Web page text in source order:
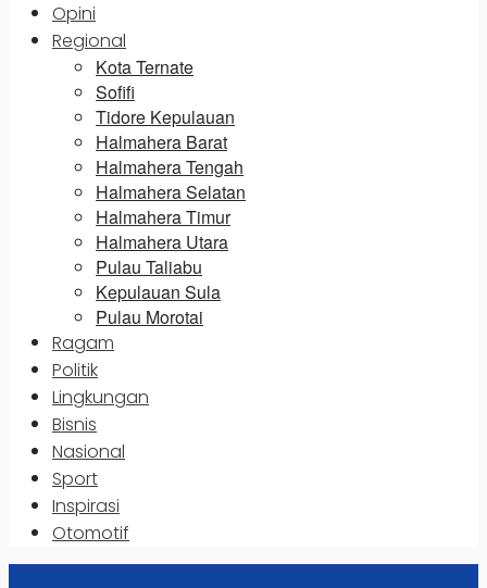
Opini
Regional
Kota Ternate
Sofifi
Tidore Kepulauan
Halmahera Barat
Halmahera Tengah
Halmahera Selatan
Halmahera Timur
Halmahera Utara
Pulau Taliabu
Kepulauan Sula
Pulau Morotai
Ragam
Politik
Lingkungan
Bisnis
Nasional
Sport
Inspirasi
Otomotif